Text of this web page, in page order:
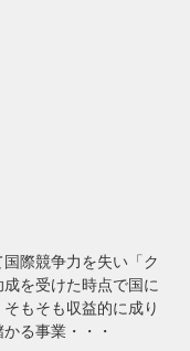
際競争力を失い「ク
を受けた時点で国に
もそも収益的に成り
る事業・・・